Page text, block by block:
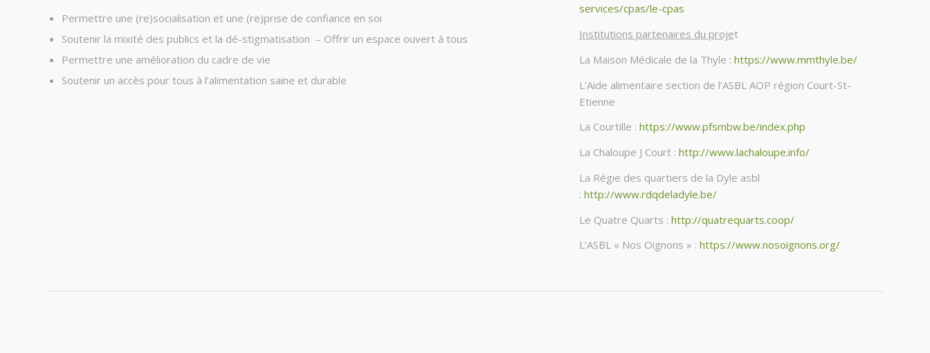
Permettre une (re)socialisation et une (re)prise de confiance en soi
Soutenir la mixité des publics et la dé-stigmatisation – Offrir un espace ouvert à tous
Permettre une amélioration du cadre de vie
Soutenir un accès pour tous à l’alimentation saine et durable
services/cpas/le-cpas
Institutions partenaires du projet
La Maison Médicale de la Thyle : https://www.mmthyle.be/
L’Aide alimentaire section de l’ASBL AOP région Court-St-
Etienne
La Courtille : https://www.pfsmbw.be/index.php
La Chaloupe J Court : http://www.lachaloupe.info/
La Régie des quartiers de la Dyle asbl
: http://www.rdqdeladyle.be/
Le Quatre Quarts : http://quatrequarts.coop/
L’ASBL « Nos Oignons » : https://www.nosoignons.org/